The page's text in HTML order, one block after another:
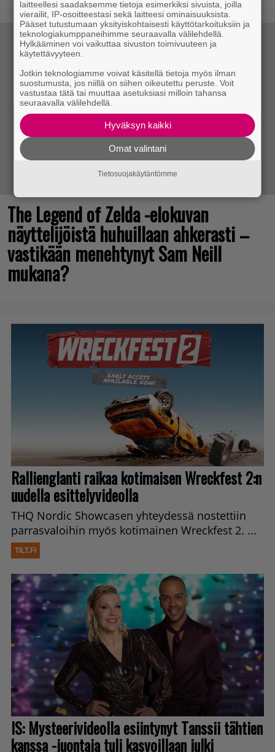
The Legend of Zelda -elokuvan
näyttelijöistä huhuillaan ahkerasti –
vastikään menehtynyt Sam Neill
mukana?
laitteellesi saadaksemme tietoja esimerkiksi sivuista, joilla
vierailit, IP-osoitteestasi sekä laitteesi ominaisuuksista.
Pääset tutustumaan yksityiskohtaisesti käyttötarkoituksiin ja
teknologiakumppaneihimme seuraavalla välilehdellä.
Hylkääminen voi vaikuttaa sivuston toimivuuteen ja
käytettävyyteen.
Jotkin teknologiamme voivat käsitellä tietoja myös ilman
suostumusta, jos niillä on siihen oikeutettu peruste. Voit
vastustaa tätä tai muuttaa asetuksiasi milloin tahansa
seuraavalla välilehdellä.
Hyväksyn kaikki
Omat valintani
Tietosuojakäytäntömme